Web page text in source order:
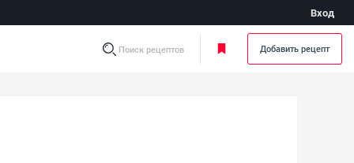
Вход
Поиск рецептов Добавить рецепт